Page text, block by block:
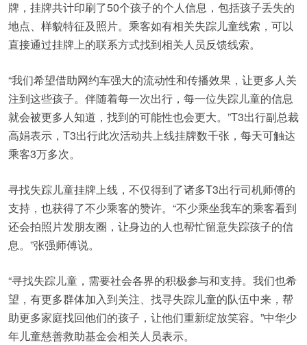
牌，挂牌共计印刷了50个孩子的个人信息，包括孩子丢失的
地点、样貌特征及照片。乘客如有相关失踪儿童线索，可以
直接通过挂牌上的联系方式找到相关人员反馈线索。
“我们希望借助网约车强大的流动性和传播效果，让更多人关
注到这些孩子。伴随着每一次出行，每一位失踪儿童的信息
就会被更多人知道，找到的可能性也会更大。”T3出行副总裁
高娟表示，T3出行此次活动共上线挂牌数千张，每天可触达
乘客3万多次。
寻找失踪儿童挂牌上线，不仅得到了诸多T3出行司机师傅的
支持，也获得了不少乘客的赞许。“不少乘坐我车的乘客看到
还会拍照片发朋友圈，让身边的人也帮忙留意失踪孩子的信
息。”张强师傅说。
“寻找失踪儿童，需要社会各界的积极参与和支持。我们也希
望，有更多群体加入到关注、找寻失踪儿童的队伍中来，帮
助更多家庭找回他们的孩子，让他们重新绽放笑容。”中华少
年儿童慈善救助基金会相关人员表示。